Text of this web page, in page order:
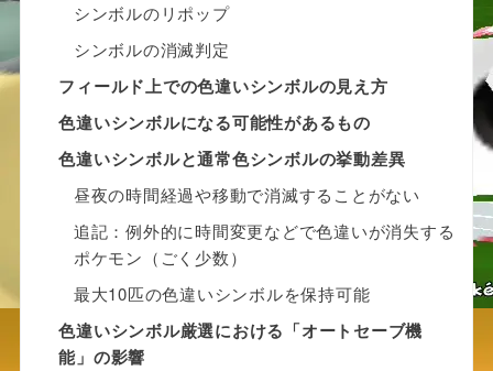
シンボルのリポップ
シンボルの消滅判定
フィールド上での色違いシンボルの見え方
色違いシンボルになる可能性があるもの
色違いシンボルと通常色シンボルの挙動差異
昼夜の時間経過や移動で消滅することがない
追記：例外的に時間変更などで色違いが消失する
ポケモン（ごく少数）
最大10匹の色違いシンボルを保持可能
色違いシンボル厳選における「オートセーブ機
能」の影響